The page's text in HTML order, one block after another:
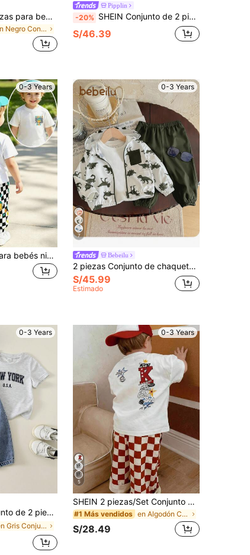
Conjunto de 3 piezas para bebé niño: chaleco versátil con forro térmico, sudadera a rayas y pantalones largos, estilo lindo para otoño/invierno
en Negro Conjuntos para bebés niños
Pipplin
-20% SHEIN Conjunto de 2 piezas/Set Sudadera de cuello alto con forro térmico y pantalones de chándal de invierno para bebé niño, Beige, Otoño, Boho, Combinación familiar, Ropa con gráfico vintage
S/46.39
0-3 Years
Set de 2 piezas para bebés niños: Camiseta de manga corta de cuello redondo con estampado de letra y cuadros en blanco y negro a juego, y pantalón jogger con estampado de cuadros en todo el diseño. Conjunto deportivo clásico y cómodo, adecuado para primavera a verano.
0-3 Years
7
Bebeilu
2 piezas Conjunto de chaqueta con capucha con estampado de dinosaurio de color contrastante y pantalones de unicolor para bebé niño, primavera/verano/otoño/invierno
S/45.99
Estimado
0-3 Years
y pantalones largos de mezclilla, conjuntos de ropa para bebé niño, ropa de verano para bebé niño, streetwear, mezclilla, jeans
en Gris Conjuntos para bebés niños
0-3 Years
5
SHEIN 2 piezas/Set Conjunto de camiseta de punto estampada y pantalones largos a cuadros para bebé niño, estilo callejero de verano, conjunto casual y lindo, conjunto de ropa roja, conjunto de ropa de calle, conjunto de ropa para bebé niño, conjunto lindo
#1 Más vendidos en Algodón Conjuntos de polo para bebés niños
S/28.49